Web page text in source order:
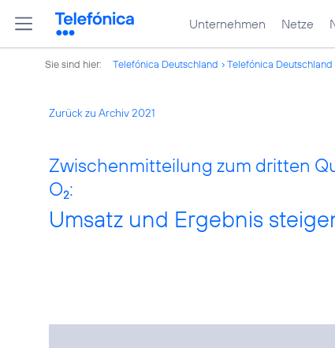
Unternehmen Netze
Sie sind hier: Telefónica Deutschland Telefónica Deutschland
Zurück zu Archiv 2021
Zwischenmitteilung zum dritten
O2:
Umsatz und Ergebnis